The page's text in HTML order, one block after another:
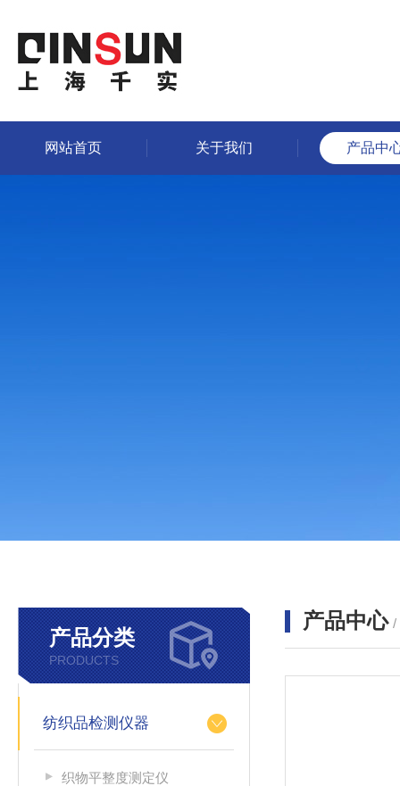
网站首页 关于我们 产品中
产品分类
PRODUCTS
纺织品检测仪器
织物平整度测定仪
产品中心 /